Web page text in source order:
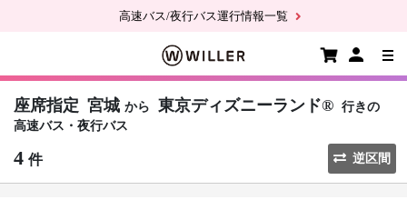
高速バス/夜行バス運行情報一覧
座席指定 宮城 から 東京ディズニーランド® 行きの
高速バス・夜行バス
4 件 逆区間